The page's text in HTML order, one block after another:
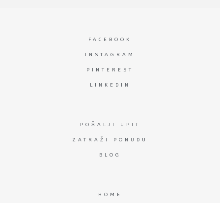
FACEBOOK
INSTAGRAM
PINTEREST
LINKEDIN
POŠALJI UPIT
ZATRAŽI PONUDU
BLOG
HOME